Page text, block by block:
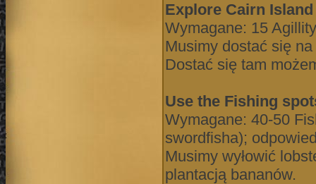
Explore Cairn
Wymagane: 15 Agillity
Musimy dostać się
Dostać się tam
Use the Fishing
Wymagane: 40-50
swordfisha);
Musimy wyłowić
plantacją bananów.